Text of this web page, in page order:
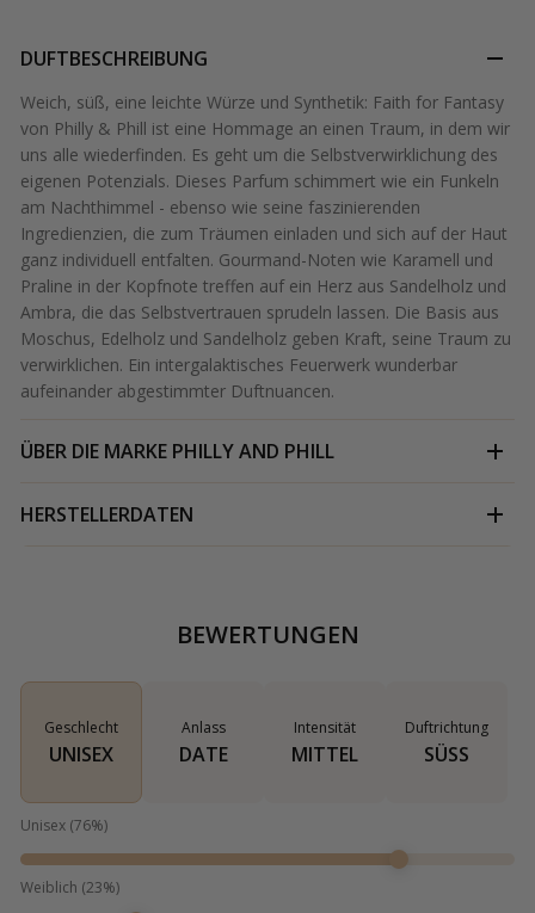
DUFTBESCHREIBUNG
Weich, süß, eine leichte Würze und Synthetik: Faith for Fantasy
von Philly & Phill ist eine Hommage an einen Traum, in dem wir
uns alle wiederfinden. Es geht um die Selbstverwirklichung des
eigenen Potenzials. Dieses Parfum schimmert wie ein Funkeln
am Nachthimmel - ebenso wie seine faszinierenden
Ingredienzien, die zum Träumen einladen und sich auf der Haut
ganz individuell entfalten. Gourmand-Noten wie Karamell und
Praline in der Kopfnote treffen auf ein Herz aus Sandelholz und
Ambra, die das Selbstvertrauen sprudeln lassen. Die Basis aus
Moschus, Edelholz und Sandelholz geben Kraft, seine Traum zu
verwirklichen. Ein intergalaktisches Feuerwerk wunderbar
aufeinander abgestimmter Duftnuancen.
ÜBER DIE MARKE PHILLY AND PHILL
HERSTELLERDATEN
BEWERTUNGEN
Geschlecht
UNISEX
Anlass
DATE
Intensität
MITTEL
Duftrichtung
SÜSS
Unisex (76%)
Weiblich (23%)